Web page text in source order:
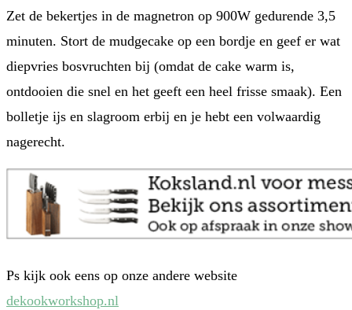
Zet de bekertjes in de magnetron op 900W gedurende 3,5
minuten. Stort de mudgecake op een bordje en geef er wat
diepvries bosvruchten bij (omdat de cake warm is,
ontdooien die snel en het geeft een heel frisse smaak). Een
bolletje ijs en slagroom erbij en je hebt een volwaardig
nagerecht.
Ps kijk ook eens op onze andere website
dekookworkshop.nl